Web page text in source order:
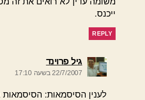
ייכנס.
REPLY
גיל פרוינדאומר:
22/7/2007 בשעה 17:10
לענין הסיסמאות: הסיסמאות